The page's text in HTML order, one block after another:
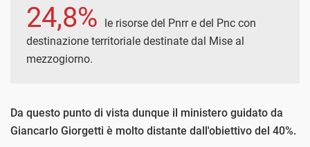
24,8%
le risorse del Pnrr e del Pnc con
destinazione territoriale destinate dal Mise al
mezzogiorno.
Da questo punto di vista dunque il ministero guidato da
Giancarlo Giorgetti è molto distante dall'obiettivo del 40%.